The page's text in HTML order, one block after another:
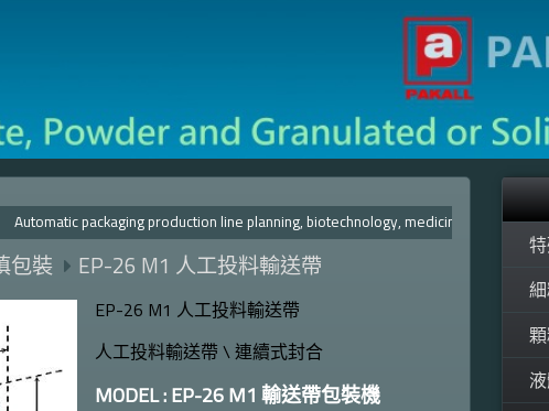
packaging production line planning, biotechnology, medicine, electronics,
包裝 EP-26 M1 人工投料輸送帶
EP-26 M1 人工投料輸送帶
人工投料輸送帶 \ 連續式封合
MODEL : EP-26 M1 輸送帶包裝機